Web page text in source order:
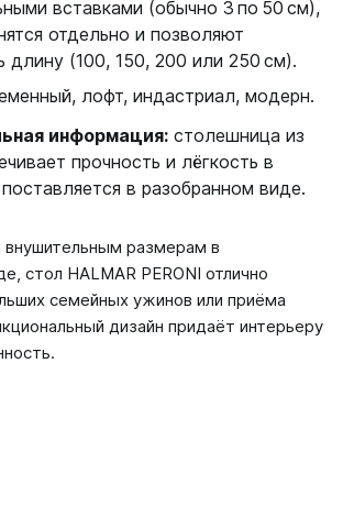
вставками (обычно 3 по 50 см),
отдельно и позволяют
длину (100, 150, 200 или 250 см).
лофт, индастриал, модерн.
информация: столешница из
прочность и лёгкость в
в разобранном виде.
внушительным размерам в
стол HALMAR PERONI отлично
семейных ужинов или приёма
дизайн придаёт интерьеру